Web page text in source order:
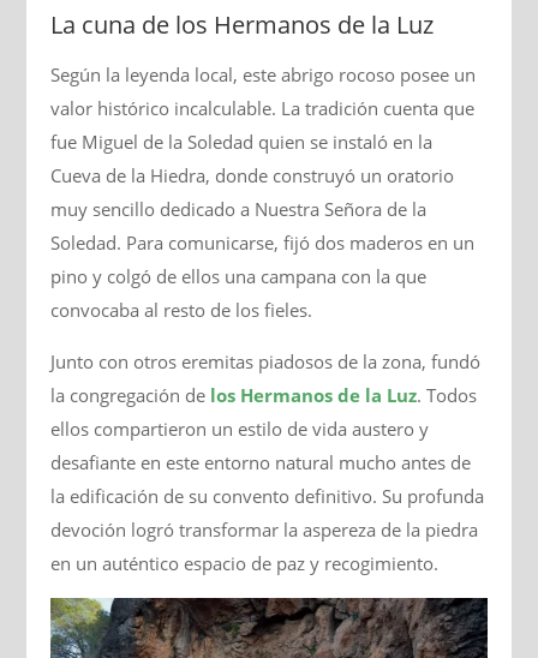
La cuna de los Hermanos de la Luz
Según la leyenda local, este abrigo rocoso posee un
valor histórico incalculable. La tradición cuenta que
fue Miguel de la Soledad quien se instaló en la
Cueva de la Hiedra, donde construyó un oratorio
muy sencillo dedicado a Nuestra Señora de la
Soledad. Para comunicarse, fijó dos maderos en un
pino y colgó de ellos una campana con la que
convocaba al resto de los fieles.
Junto con otros eremitas piadosos de la zona, fundó
la congregación de los Hermanos de la Luz. Todos
ellos compartieron un estilo de vida austero y
desafiante en este entorno natural mucho antes de
la edificación de su convento definitivo. Su profunda
devoción logró transformar la aspereza de la piedra
en un auténtico espacio de paz y recogimiento.